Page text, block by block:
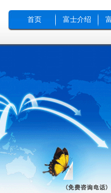
首页 富士介绍